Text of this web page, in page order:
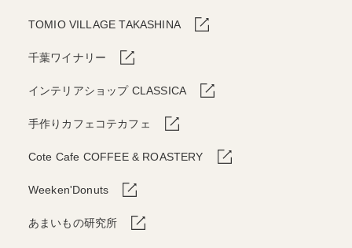
TOMIO VILLAGE TAKASHINA
千葉ワイナリー
インテリアショップ CLASSICA
手作りカフェコテカフェ
Cote Cafe COFFEE & ROASTERY
Weeken'Donuts
あまいもの研究所